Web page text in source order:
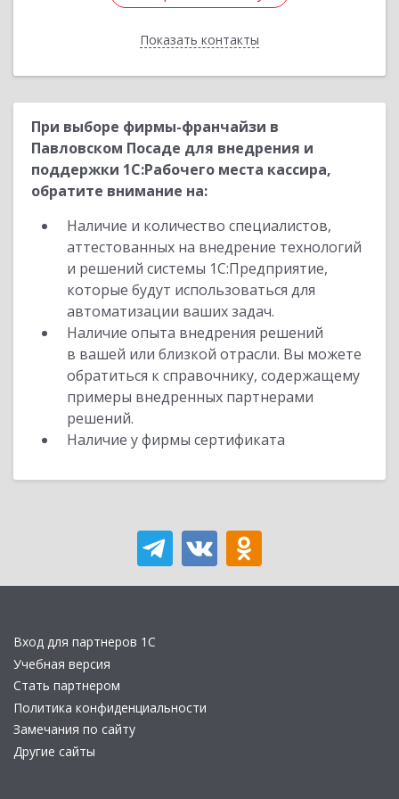
Показать контакты
Назад
При выборе фирмы-франчайзи в
Павловском Посаде для внедрения и
поддержки 1С:Рабочего места кассира,
обратите внимание на:
Наличие и количество специалистов,
аттестованных на внедрение технологий
и решений системы 1С:Предприятие,
которые будут использоваться для
автоматизации ваших задач.
Наличие опыта внедрения решений
в вашей или близкой отрасли. Вы можете
обратиться к справочнику, содержащему
примеры внедренных партнерами
решений.
Наличие у фирмы сертификата
Вход для партнеров 1С
Учебная версия
Стать партнером
Политика конфиденциальности
Замечания по сайту
Другие сайты